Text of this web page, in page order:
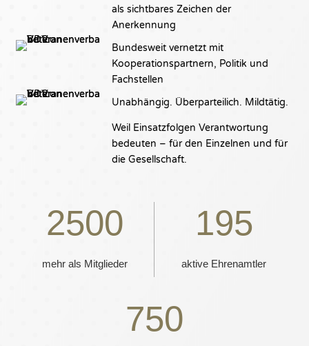
als sichtbares Zeichen der
Anerkennung
Bundesweit vernetzt mit
Kooperationspartnern, Politik und
Fachstellen
Unabhängig. Überparteilich. Mildtätig.
Weil Einsatzfolgen Verantwortung
bedeuten – für den Einzelnen und für
die Gesellschaft.
2500
mehr als Mitglieder
195
aktive Ehrenamtler
750